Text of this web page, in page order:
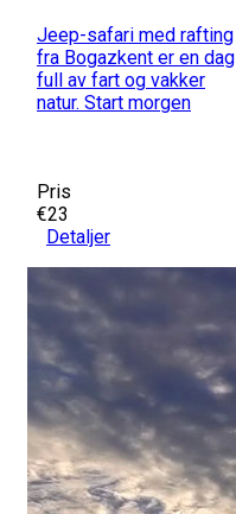
Jeep-safari med rafting
fra Bogazkent er en dag
full av fart og vakker
natur. Start morgen
Pris
€23
Detaljer